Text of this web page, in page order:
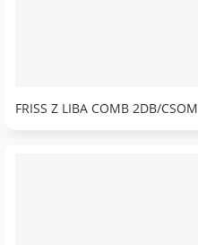
FRISS Z LIBA COMB 2DB/CSOM